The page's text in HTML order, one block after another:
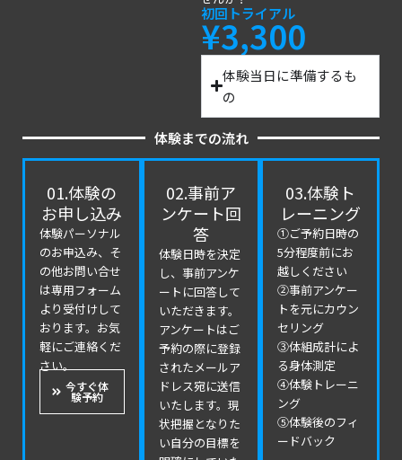
初回トライアル
¥3,300
体験当日に準備するも
の
体験までの流れ
01.体験の
お申し込み
体験パーソナル
のお申込み、そ
の他お問い合せ
は専用フォーム
より受付けして
おります。お気
軽にご連絡くだ
さい。
今すぐ体
験予約
02.事前ア
ンケート回
答
体験日時を決定
し、事前アンケ
ートに回答して
いただきます。
アンケートはご
予約の際に登録
されたメールア
ドレス宛に送信
いたします。現
状把握となりた
い自分の目標を
03.体験ト
レーニング
①ご予約日時の
5分程度前にお
越しください
②事前アンケー
トを元にカウン
セリング
③体組成計によ
る身体測定
④体験トレーニ
ング
⑤体験後のフィ
ードバック